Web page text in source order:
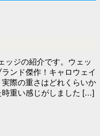
ッジの紹介です。ウェッ
ンド傑作！キャロウェイ
際の重さはどれくらいか
重い感じがしました […]